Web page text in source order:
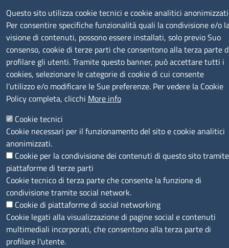
P.Iva: 01000211001
SERVIZIO REALIZZATO DA
SEGUICI SU
MENÙ PRIVACY
Note legali Privacy e cookie policy Accesso riservato
© 2023 SNI Servizio Nuove Imprese
Questo sito utilizza cookie tecnici e cookie analitici
Per consentire specifiche funzionalità quali la condivisione e/o
visione di contenuti, possono essere installati, solo previo Suo
consenso, cookie di terze parti che consentono alla terza parte
profilare gli utenti. Tramite questo banner, può accettare tutti i
cookies, selezionare le categorie di cookie di cui consente
l’utilizzo e/o modificare le Sue preferenze. Per vedere la Cookie
Policy completa, clicchi More info
Cookie tecnici
Cookie necessari per il funzionamento del sito e cookie analitici
anonimizzati.
Cookie per la condivisione dei contenuti di questo sito tramite
piattaforme di terze parti
Cookie tecnico di terza parte che consente la funzione di
condivisione tramite social network.
Cookie di piattaforme di social networking
Cookie legati alla visualizzazione di pagine social e contenuti
multimediali incorporati, che consentono alla terza parte di
profilare l'utente.